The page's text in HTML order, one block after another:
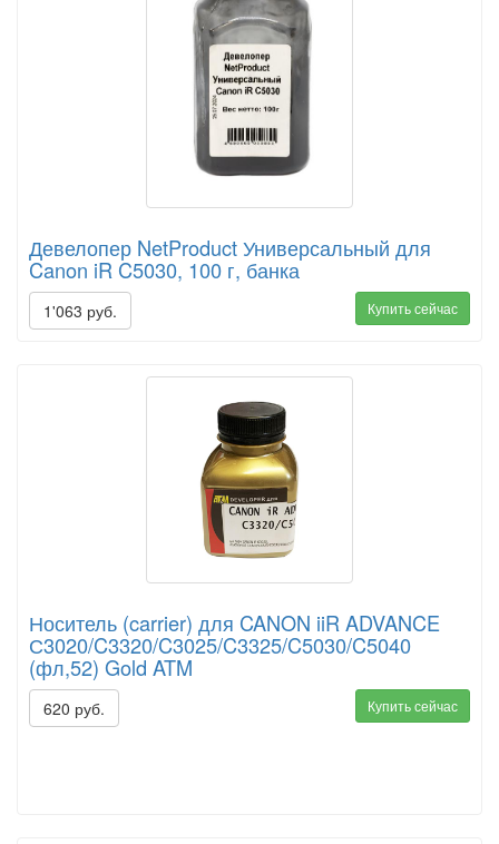
Девелопер NetProduct Универсальный для
Canon iR C5030, 100 г, банка
1'063 руб. Купить сейчас
Носитель (carrier) для CANON iiR ADVANCE
С3020/C3320/C3025/C3325/C5030/C5040
(фл,52) Gold ATM
620 руб. Купить сейчас